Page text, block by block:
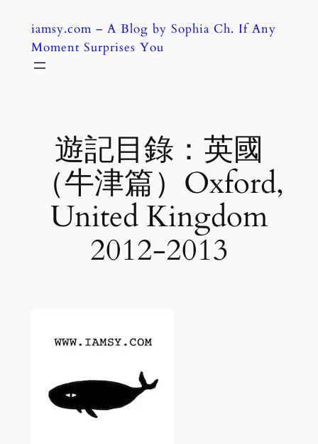
content
iamsy.com – A Blog by Sophia Ch. If Any
Moment Surprises You
遊記目錄：英國
（牛津篇）Oxford,
United Kingdom
2012-2013